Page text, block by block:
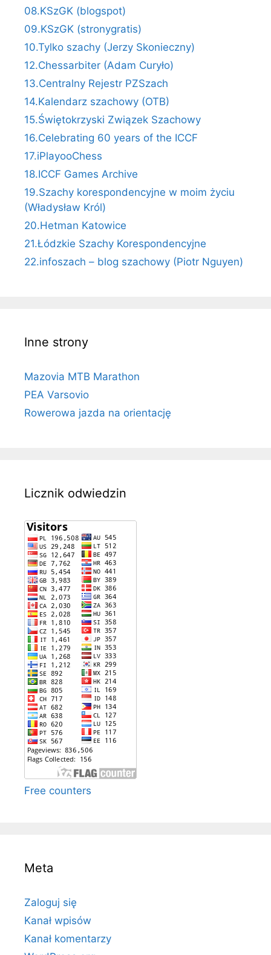
08.KSzGK (blogspot)
09.KSzGK (stronygratis)
10.Tylko szachy (Jerzy Skonieczny)
12.Chessarbiter (Adam Curyło)
13.Centralny Rejestr PZSzach
14.Kalendarz szachowy (OTB)
15.Świętokrzyski Związek Szachowy
16.Celebrating 60 years of the ICCF
17.iPlayooChess
18.ICCF Games Archive
19.Szachy korespondencyjne w moim życiu
(Władysław Król)
20.Hetman Katowice
21.Łódzkie Szachy Korespondencyjne
22.infoszach – blog szachowy (Piotr Nguyen)
Inne strony
Mazovia MTB Marathon
PEA Varsovio
Rowerowa jazda na orientację
Licznik odwiedzin
Free counters
Meta
Zaloguj się
Kanał wpisów
Kanał komentarzy